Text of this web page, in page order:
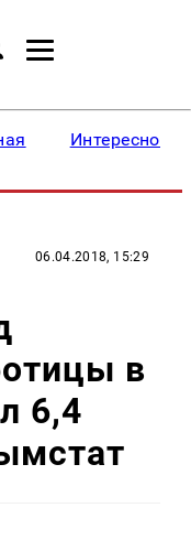
Интересное
06.04.2018, 15:29
в
6,4